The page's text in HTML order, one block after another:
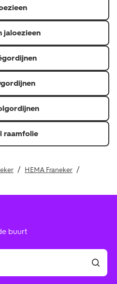
jaloezieen
raamfolie
HEMA Franeker
buurt